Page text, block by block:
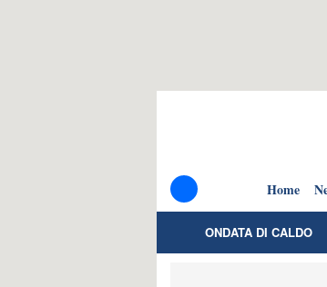
Home
ONDATA DI CALDO